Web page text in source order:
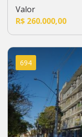
Valor
R$ 260.000,00
694